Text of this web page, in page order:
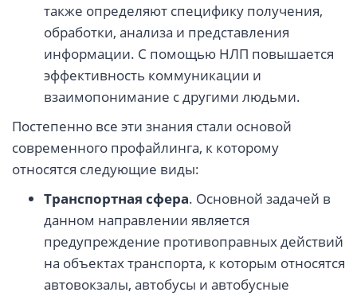
также определяют специфику получения,
обработки, анализа и представления
информации. С помощью НЛП повышается
эффективность коммуникации и
взаимопонимание с другими людьми.
Постепенно все эти знания стали основой
современного профайлинга, к которому
относятся следующие виды:
Транспортная сфера. Основной задачей в
данном направлении является
предупреждение противоправных действий
на объектах транспорта, к которым относятся
автовокзалы, автобусы и автобусные